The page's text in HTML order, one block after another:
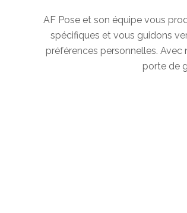
AF Pose et son équipe vous
spécifiques et vous guidons
préférences personnelles.
porte de